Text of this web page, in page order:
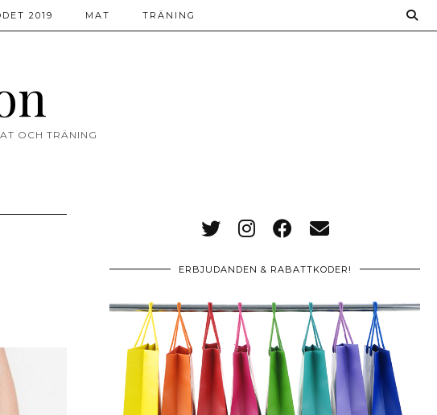
OCH TRÄNING
2019 MAT TRÄNING
ERBJUDANDEN & RABATTKODER!